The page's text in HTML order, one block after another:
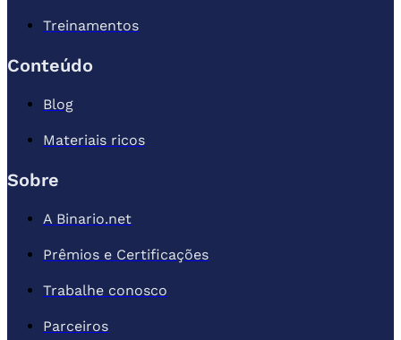
Treinamentos
Conteúdo
Blog
Materiais ricos
Sobre
A Binario.net
Prêmios e Certificações
Trabalhe conosco
Parceiros